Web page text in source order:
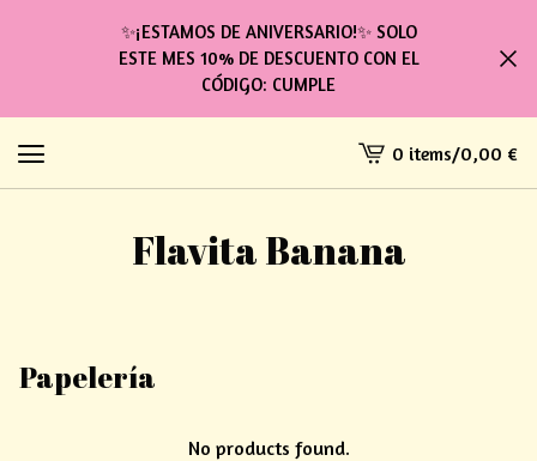
✨¡ESTAMOS DE ANIVERSARIO!✨ SOLO
ESTE MES 10% DE DESCUENTO CON EL
CÓDIGO: CUMPLE
View
cart
0 items/0,00 €
Flavita Banana
Papelería
No products found.